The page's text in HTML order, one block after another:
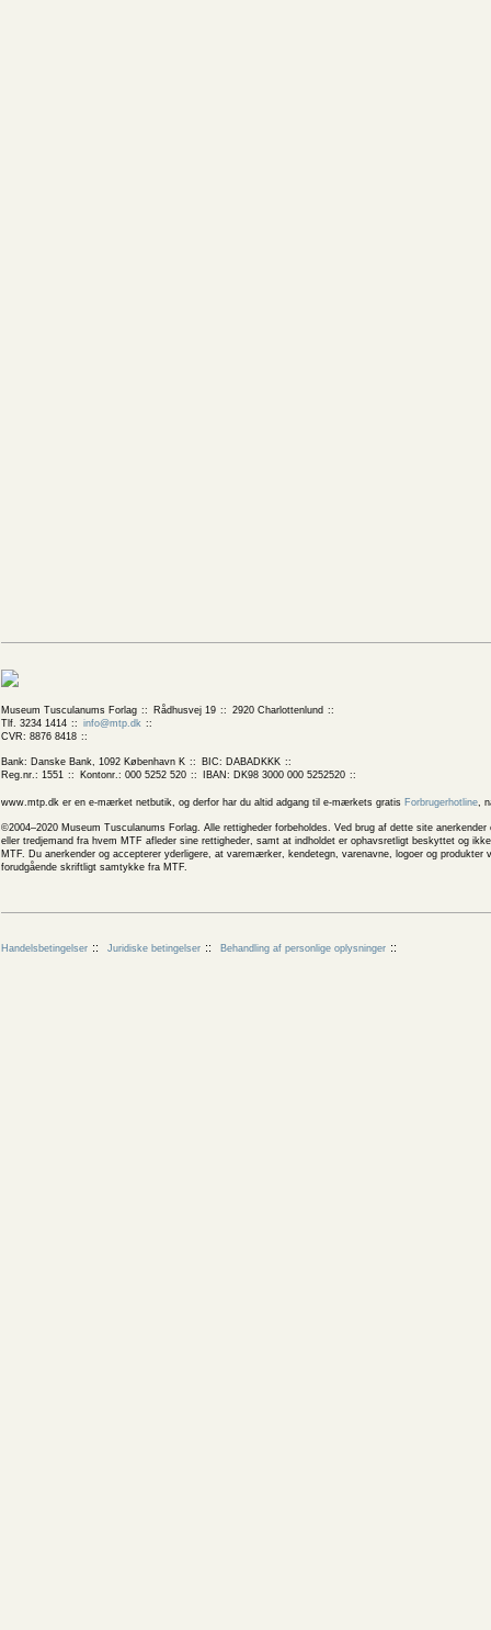
Museum Tusculanums Forlag Rådhusvej 19
2920 Charlottenlund
Tlf. 3234 1414
info@mtp.dk
CVR: 8876 8418
Bank: Danske Bank, 1092 København K
BIC: DABADKKK
Reg.nr.: 1551
Kontonr.: 000 5252 520 IBAN: DK98 3000 000 5252520
www.mtp.dk er en e-mærket netbutik, og derfor har du altid adgang til e-mærkets gratis Forbrugerhotline,
©2004–2020 Museum Tusculanums Forlag. Alle rettigheder forbeholdes. Ved brug af dette site
eller tredjemand fra hvem MTF afleder sine rettigheder, samt at indholdet er ophavsretligt beskyttet og
MTF. Du anerkender og accepterer yderligere, at varemærker, kendetegn, varenavne, logoer og
forudgående skriftligt samtykke fra MTF.
Handelsbetingelser Juridiske betingelser Behandling af personlige oplysninger